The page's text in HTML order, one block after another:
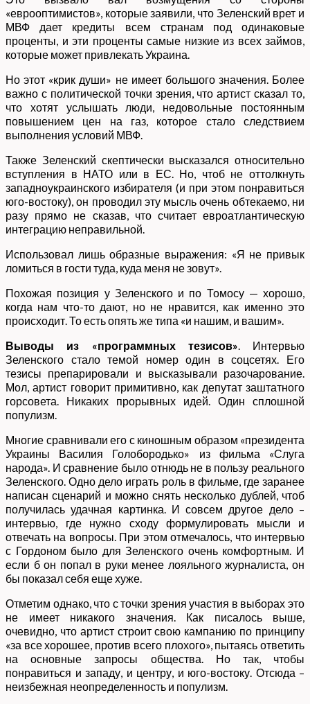
«еврооптимистов», которые заявили, что Зеленский врет и
МВФ дает кредиты всем странам под одинаковые
проценты, и эти проценты самые низкие из всех займов,
которые может привлекать Украина.
Но этот «крик души» не имеет большого значения. Более
важно с политической точки зрения, что артист сказал то,
что хотят услышать люди, недовольные постоянным
повышением цен на газ, которое стало следствием
выполнения условий МВФ.
Также Зеленский скептически высказался относительно
вступления в НАТО или в ЕС. Но, чтоб не оттолкнуть
западноукраинского избирателя (и при этом понравиться
юго-востоку), он проводил эту мысль очень обтекаемо, ни
разу прямо не сказав, что считает евроатлантическую
интеграцию неправильной.
Использовал лишь образные выражения: «Я не привык
ломиться в гости туда, куда меня не зовут».
Похожая позиция у Зеленского и по Томосу — хорошо,
когда нам что-то дают, но не нравится, как именно это
происходит. То есть опять же типа «и нашим, и вашим».
Выводы из «программных тезисов». Интервью
Зеленского стало темой номер один в соцсетях. Его
тезисы препарировали и высказывали разочарование.
Мол, артист говорит примитивно, как депутат заштатного
горсовета. Никаких прорывных идей. Один сплошной
популизм.
Многие сравнивали его с киношным образом «президента
Украины Василия Голобородько» из фильма «Слуга
народа». И сравнение было отнюдь не в пользу реального
Зеленского. Одно дело играть роль в фильме, где заранее
написан сценарий и можно снять несколько дублей, чтоб
получилась удачная картинка. И совсем другое дело –
интервью, где нужно сходу формулировать мысли и
отвечать на вопросы. При этом отмечалось, что интервью
с Гордоном было для Зеленского очень комфортным. И
если б он попал в руки менее лояльного журналиста, он
бы показал себя еще хуже.
Отметим однако, что с точки зрения участия в выборах это
не имеет никакого значения. Как писалось выше,
очевидно, что артист строит свою кампанию по принципу
«за все хорошее, против всего плохого», пытаясь ответить
на основные запросы общества. Но так, чтобы
понравиться и западу, и центру, и юго-востоку. Отсюда –
неизбежная неопределенность и популизм.